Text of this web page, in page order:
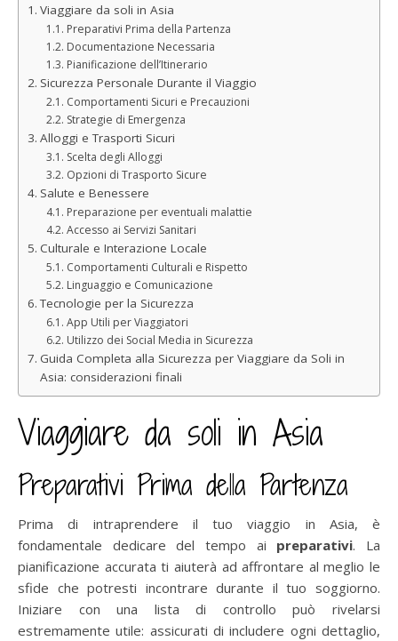
Viaggiare da soli in Asia
Preparativi Prima della Partenza
Documentazione Necessaria
Pianificazione dell’Itinerario
Sicurezza Personale Durante il Viaggio
Comportamenti Sicuri e Precauzioni
Strategie di Emergenza
Alloggi e Trasporti Sicuri
Scelta degli Alloggi
Opzioni di Trasporto Sicure
Salute e Benessere
Preparazione per eventuali malattie
Accesso ai Servizi Sanitari
Culturale e Interazione Locale
Comportamenti Culturali e Rispetto
Linguaggio e Comunicazione
Tecnologie per la Sicurezza
App Utili per Viaggiatori
Utilizzo dei Social Media in Sicurezza
Guida Completa alla Sicurezza per Viaggiare da Soli in
Asia: considerazioni finali
Viaggiare da soli in Asia
Preparativi Prima della Partenza
Prima di intraprendere il tuo viaggio in Asia, è
fondamentale dedicare del tempo ai preparativi. La
pianificazione accurata ti aiuterà ad affrontare al meglio le
sfide che potresti incontrare durante il tuo soggiorno.
Iniziare con una lista di controllo può rivelarsi
estremamente utile: assicurati di includere ogni dettaglio,